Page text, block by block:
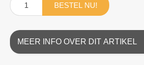
BESTEL NU!
MEER INFO OVER DIT ARTIKEL